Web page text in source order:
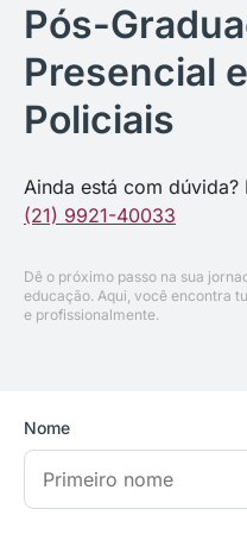
Pós-
Presencial
Policiais
Ainda está com dúvida?
(21) 9921-40033
Dê o próximo passo na sua
educação. Aqui, você encontra
e profissionalmente.
Nome